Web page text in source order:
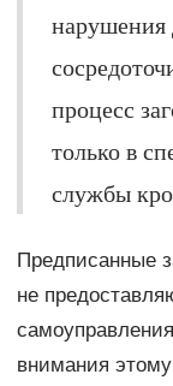
нарушения
процесс
только в
службы
Предписанные
не
внимания